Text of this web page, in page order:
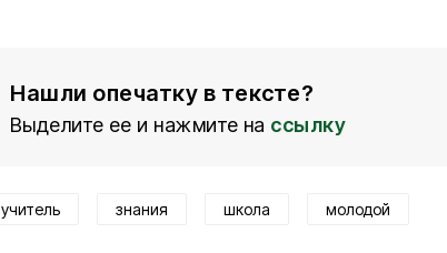
Нашли опечатку в тексте?
Выделите ее и нажмите на ссылку
учитель знания школа молодой